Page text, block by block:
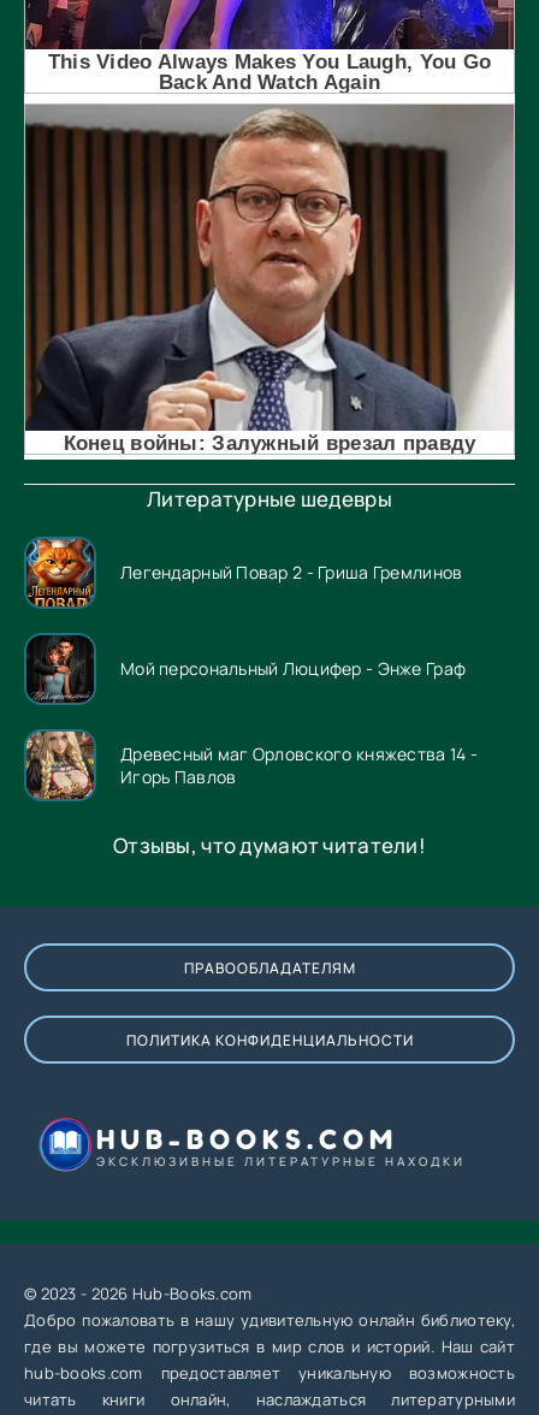
Литературные шедевры
Легендарный Повар 2 - Гриша Гремлинов
Мой персональный Люцифер - Энже Граф
Древесный маг Орловского княжества 14 -
Игорь Павлов
Отзывы, что думают читатели!
ПРАВООБЛАДАТЕЛЯМ
ПОЛИТИКА КОНФИДЕНЦИАЛЬНОСТИ
HUB-BOOKS.COM
ЭКСКЛЮЗИВНЫЕ ЛИТЕРАТУРНЫЕ НАХОДКИ
© 2023 - 2026 Hub-Books.com
Добро пожаловать в нашу удивительную онлайн библиотеку,
где вы можете погрузиться в мир слов и историй. Наш сайт
hub-books.com предоставляет уникальную возможность
читать книги онлайн, наслаждаться литературными